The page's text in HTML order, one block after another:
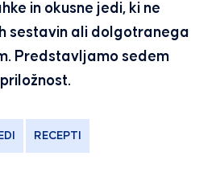
in okusne jedi, ki ne
sestavin ali dolgotranega
Predstavljamo sedem
RECEPTI